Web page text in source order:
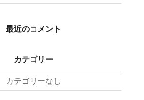
最近のコメント
カテゴリー
カテゴリーなし